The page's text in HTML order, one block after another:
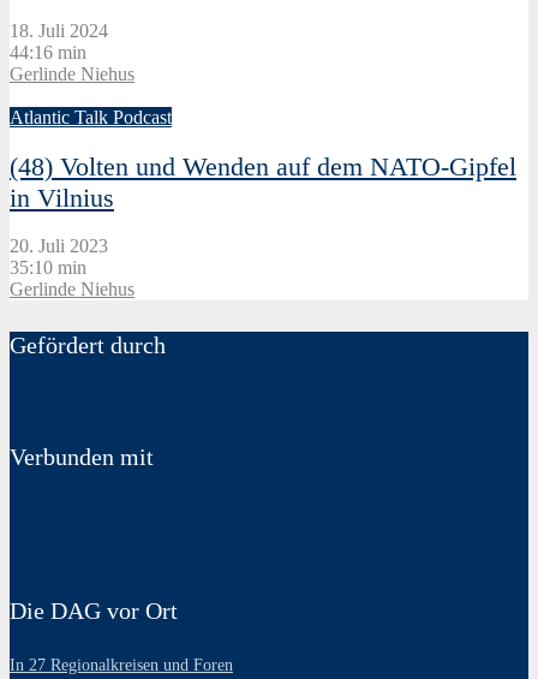
18. Juli 2024
44:16 min
Gerlinde Niehus
Atlantic Talk Podcast
(48) Volten und Wenden auf dem NATO-Gipfel
in Vilnius
20. Juli 2023
35:10 min
Gerlinde Niehus
Gefördert durch
Verbunden mit
Die DAG vor Ort
In 27 Regionalkreisen und Foren